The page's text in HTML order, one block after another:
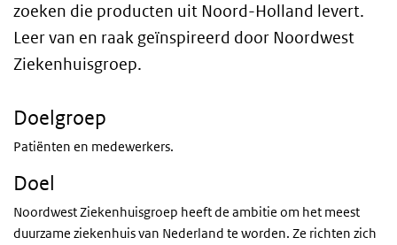
zoeken die producten uit Noord-Holland levert.
Leer van en raak geïnspireerd door Noordwest
Ziekenhuisgroep.
Doelgroep
Patiënten en medewerkers.
Doel
Noordwest Ziekenhuisgroep heeft de ambitie om het meest
duurzame ziekenhuis van Nederland te worden. Ze richten zich